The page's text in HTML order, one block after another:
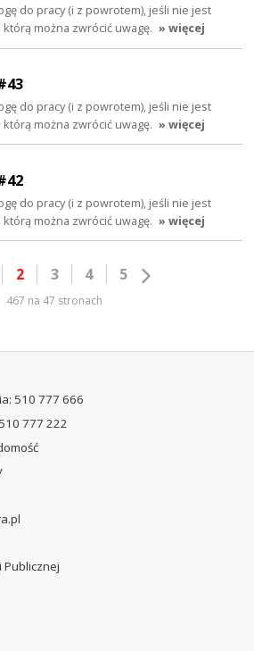
do pracy (i z powrotem), jeśli nie jest
można zwrócić uwagę. » więcej
do pracy (i z powrotem), jeśli nie jest
można zwrócić uwagę. » więcej
do pracy (i z powrotem), jeśli nie jest
można zwrócić uwagę. » więcej
2 3 4 5
467 na 47 stronach
510 777 666
777 222
Publicznej